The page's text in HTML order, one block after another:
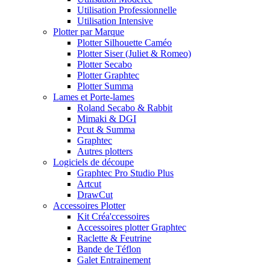
Utilisation Professionnelle
Utilisation Intensive
Plotter par Marque
Plotter Silhouette Caméo
Plotter Siser (Juliet & Romeo)
Plotter Secabo
Plotter Graphtec
Plotter Summa
Lames et Porte-lames
Roland Secabo & Rabbit
Mimaki & DGI
Pcut & Summa
Graphtec
Autres plotters
Logiciels de découpe
Graphtec Pro Studio Plus
Artcut
DrawCut
Accessoires Plotter
Kit Créa'ccessoires
Accessoires plotter Graphtec
Raclette & Feutrine
Bande de Téflon
Galet Entrainement